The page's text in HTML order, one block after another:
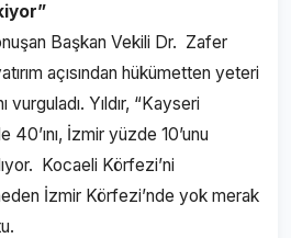
Başkan Vekili Dr. Zafer
açısından hükümetten yeteri
vurguladı. Yıldır, “Kayseri
40’ını, İzmir yüzde 10’unu
Kocaeli Körfezi’ni
İzmir Körfezi’nde yok merak